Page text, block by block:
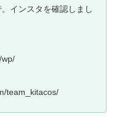
インスタを確認しまし
wp/
team_kitacos/